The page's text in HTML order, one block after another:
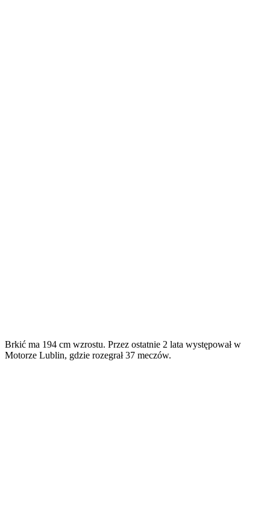
Brkić ma 194 cm wzrostu. Przez ostatnie 2 lata występował w
Motorze Lublin, gdzie rozegrał 37 meczów.